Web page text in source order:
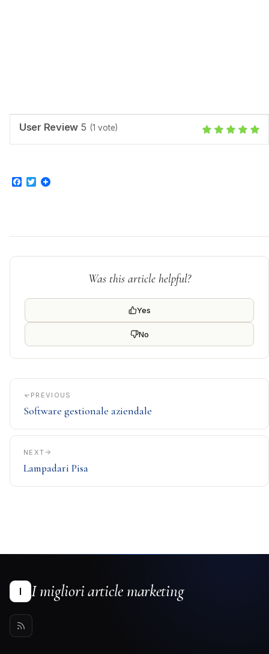
User Review 5 (1 vote)
Facebook
Twitter
Was this article helpful?
Yes
No
PREVIOUS
Software gestionale aziendale
NEXT
Lampadari Pisa
I I migliori article marketing